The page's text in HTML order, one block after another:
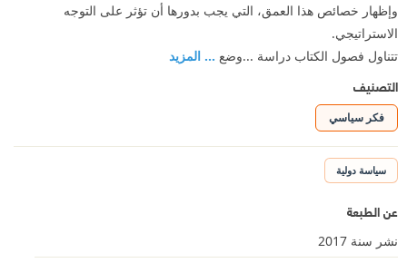
وإظهار خصائص هذا العمق، التي يجب بدورها أن تؤثر على التوجه
الاستراتيجي.
تتناول فصول الكتاب دراسة ...وضع ... المزيد
التصنيف
فكر سياسي
سياسة دولية
عن الطبعة
نشر سنة 2017